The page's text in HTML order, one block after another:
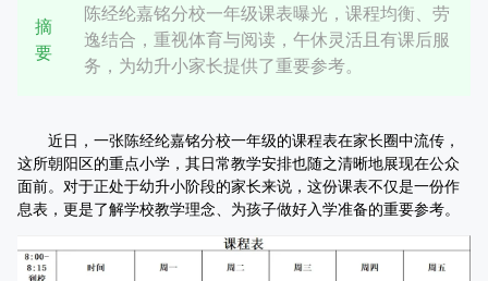
摘
要
陈经纶嘉铭分校一年级课表曝光，课程均衡、劳
逸结合，重视体育与阅读，午休灵活且有课后服
务，为幼升小家长提供了重要参考。
近日，一张陈经纶嘉铭分校一年级的课程表在家长圈中流传，
这所朝阳区的重点小学，其日常教学安排也随之清晰地展现在公众
面前。对于正处于幼升小阶段的家长来说，这份课表不仅是一份作
息表，更是了解学校教学理念、为孩子做好入学准备的重要参考。